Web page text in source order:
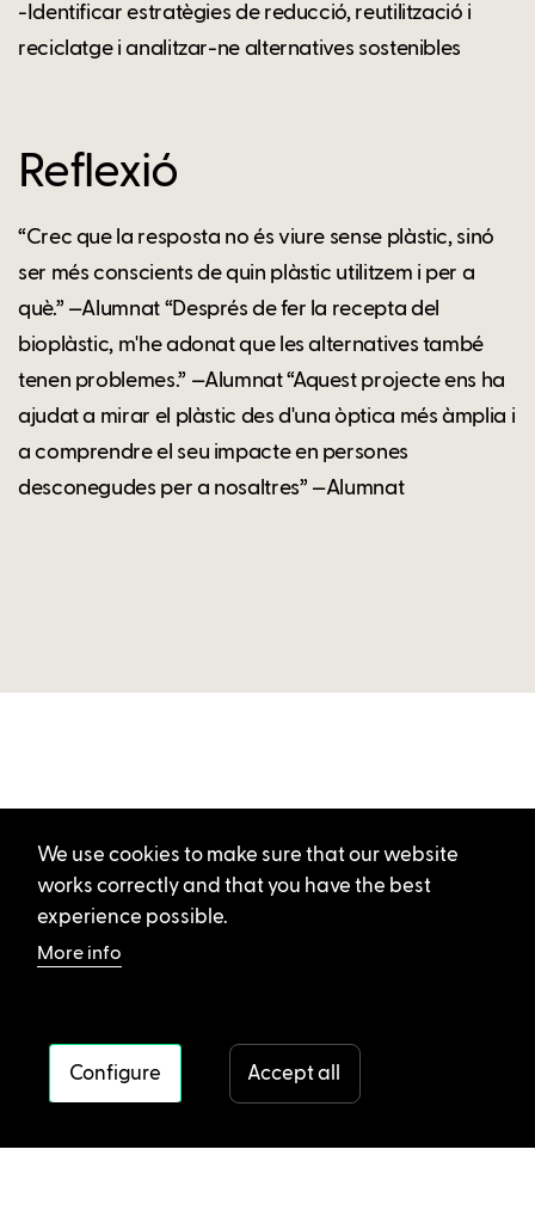
-Identificar estratègies de reducció, reutilització i
reciclatge i analitzar-ne alternatives sostenibles
Reflexió
“Crec que la resposta no és viure sense plàstic, sinó
ser més conscients de quin plàstic utilitzem i per a
què.” —Alumnat “Després de fer la recepta del
bioplàstic, m'he adonat que les alternatives també
tenen problemes.” —Alumnat “Aquest projecte ens ha
ajudat a mirar el plàstic des d'una òptica més àmplia i
a comprendre el seu impacte en persones
desconegudes per a nosaltres” —Alumnat
We use cookies to make sure that our website
works correctly and that you have the best
experience possible.
More info
Configure Accept all